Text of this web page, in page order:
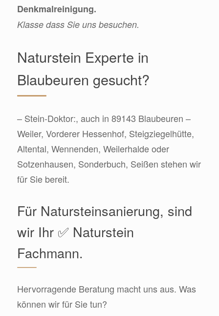
Denkmalreinigung.
Klasse dass Sie uns besuchen.
Naturstein Experte in
Blaubeuren gesucht?
– Stein-Doktor:, auch in 89143 Blaubeuren –
Weiler, Vorderer Hessenhof, Steigziegelhütte,
Altental, Wennenden, Weilerhalde oder
Sotzenhausen, Sonderbuch, Seißen stehen wir
für Sie bereit.
Für Natursteinsanierung, sind
wir Ihr ✅ Naturstein
Fachmann.
Hervorragende Beratung macht uns aus. Was
können wir für Sie tun?